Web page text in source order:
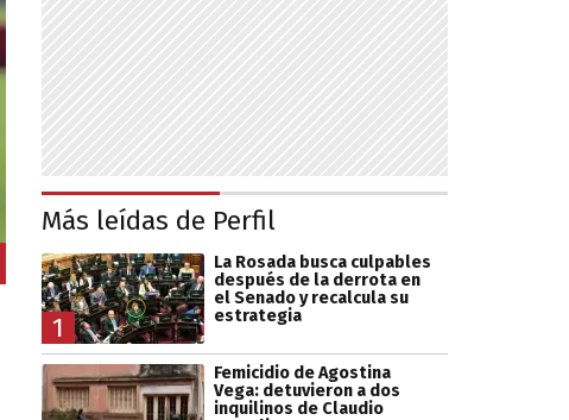
Más leídas de Perfil
1
La Rosada busca culpables
después de la derrota en
el Senado y recalcula su
estrategia
Femicidio de Agostina
Vega: detuvieron a dos
inquilinos de Claudio